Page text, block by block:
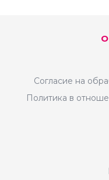
Благодаря фокусу на
уникальному штату,
подходу, мы
торговли, независимо
компания получила
Согласие на
Политика в